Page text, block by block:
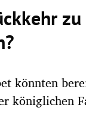
könnten
königlichen